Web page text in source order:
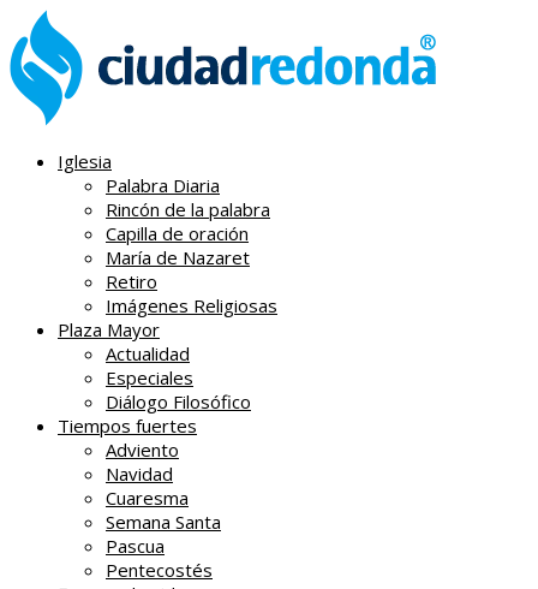
Iglesia
Palabra Diaria
Rincón de la palabra
Capilla de oración
María de Nazaret
Retiro
Imágenes Religiosas
Plaza Mayor
Actualidad
Especiales
Diálogo Filosófico
Tiempos fuertes
Adviento
Navidad
Cuaresma
Semana Santa
Pascua
Pentecostés